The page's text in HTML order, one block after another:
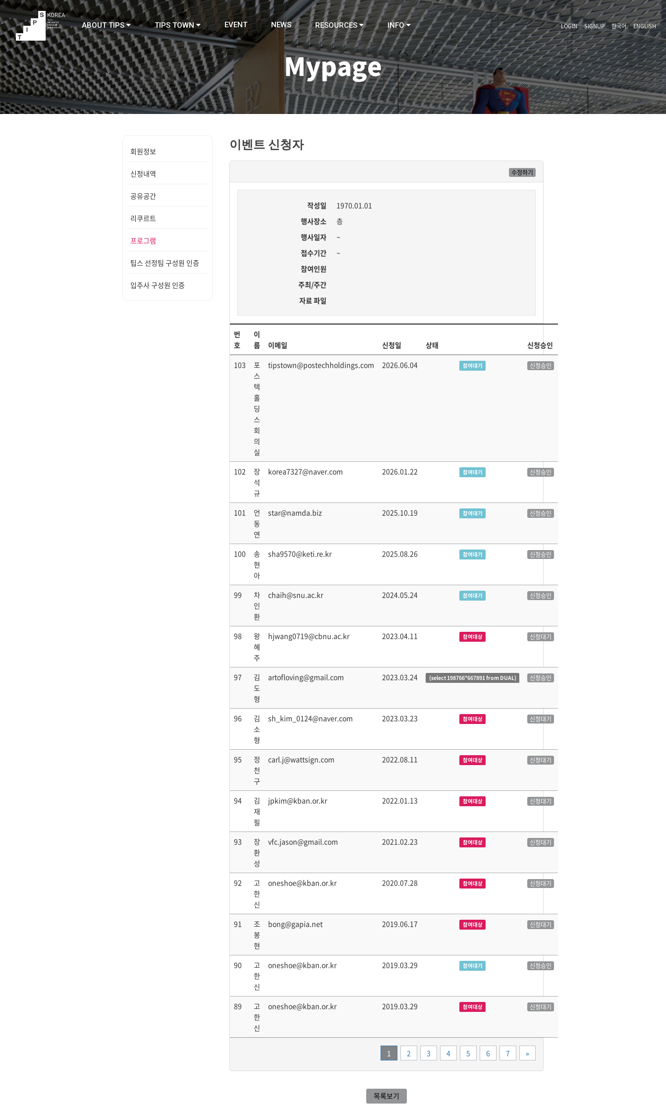
한국어 ENGLISH
LOGIN SIGNUP
TIPS
ABOUT TIPS TIPS TOWN EVENT NEWS RESOURCES INFO
Mypage
이벤트 신청자
수정하기
작성일
1970.01.01
행사장소
층
행사일자
~
접수기간
~
참여인원
주최/주간
자료 파일
번
호
이
름
이메일 신청일 상태
신청승인
103
포
스
텍
홀
딩
스
회
의
실
tipstown@postechholdings.com 2026.06.04 참여대기 신청승인
102
장
석
규
korea7327@naver.com 2026.01.22 참여대기 신청승인
101
언
동
연
star@namda.biz 2025.10.19 참여대기 신청승인
100
송
현
아
sha9570@keti.re.kr 2025.08.26 참여대기 신청승인
99
차
인
환
chaih@snu.ac.kr 2024.05.24 참여대기 신청승인
98
왕
혜
주
hjwang0719@cbnu.ac.kr 2023.04.11 참여대상 신청대기
97
김
도
형
artofloving@gmail.com 2023.03.24 (select 198766*667891 from DUAL) 신청승인
96
김
소
형
sh_kim_0124@naver.com 2023.03.23 참여대상 신청대기
95
정
천
구
carl.j@wattsign.com 2022.08.11 참여대상 신청대기
94
김
재
필
jpkim@kban.or.kr 2022.01.13 참여대상 신청대기
93
장
환
성
vfc.jason@gmail.com 2021.02.23 참여대상 신청대기
92
고
한
신
oneshoe@kban.or.kr 2020.07.28 참여대상 신청대기
91
조
봉
현
bong@gapia.net 2019.06.17 참여대상 신청대기
90
고
한
신
oneshoe@kban.or.kr 2019.03.29 참여대기 신청승인
89
고
한
신
oneshoe@kban.or.kr 2019.03.29 참여대상 신청대기
1 2 3 4 5 6 7 »끝
목록보기
회원정보
신청내역
공유공간
리쿠르트
프로그램
팁스 선정팀 구성원 인증
입주사 구성원 인증